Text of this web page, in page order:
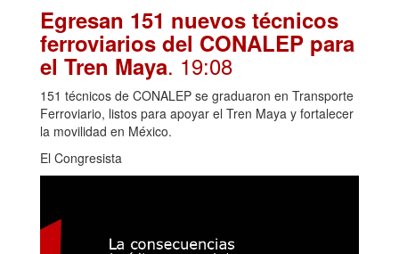
Egresan 151 nuevos técnicos
ferroviarios del CONALEP para
el Tren Maya. 19:08
151 técnicos de CONALEP se graduaron en Transporte
Ferroviario, listos para apoyar el Tren Maya y fortalecer
la movilidad en México.
El Congresista